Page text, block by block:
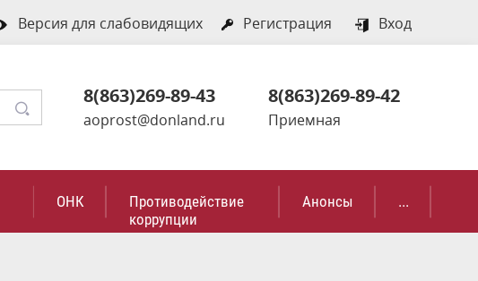
Версия для слабовидящих Регистрация Вход
8(863)269-89-43
aoprost@donland.ru
8(863)269-89-42
Приемная
ОНК
Противодействие
коррупции
Анонсы ...